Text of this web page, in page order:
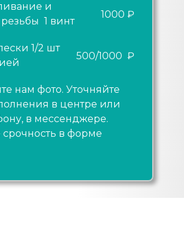
и
1 винт
1000 ₽
1/2 шт
500/1000 ₽
нам фото. Уточняйте
в центре или
в мессенджере.
срочность в форме